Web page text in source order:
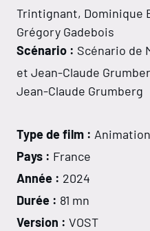
Trintignant, Dominique
Grégory Gadebois
Scénario : Scénario de
et Jean-Claude
Jean-Claude Grumberg
Type de film : Animation
Pays : France
Année : 2024
Durée : 81 mn
Version : VOST